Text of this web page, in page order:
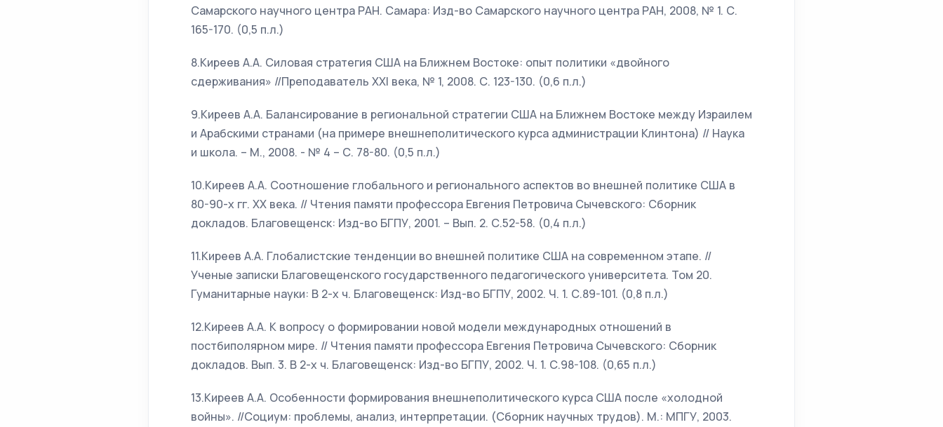
Самарского научного центра РАН. Самара: Изд-во Самарского научного центра РАН, 2008, № 1. С.
165-170. (0,5 п.л.)
8.Киреев А.А. Силовая стратегия США на Ближнем Востоке: опыт политики «двойного
сдерживания» //Преподаватель XXI века, № 1, 2008. С. 123-130. (0,6 п.л.)
9.Киреев А.А. Балансирование в региональной стратегии США на Ближнем Востоке между Израилем
и Арабскими странами (на примере внешнеполитического курса администрации Клинтона) // Наука
и школа. – М., 2008. - № 4 – С. 78-80. (0,5 п.л.)
10.Киреев А.А. Соотношение глобального и регионального аспектов во внешней политике США в
80-90-х гг. ХХ века. // Чтения памяти профессора Евгения Петровича Сычевского: Сборник
докладов. Благовещенск: Изд-во БГПУ, 2001. – Вып. 2. С.52-58. (0,4 п.л.)
11.Киреев А.А. Глобалистские тенденции во внешней политике США на современном этапе. //
Ученые записки Благовещенского государственного педагогического университета. Том 20.
Гуманитарные науки: В 2-х ч. Благовещенск: Изд-во БГПУ, 2002. Ч. 1. С.89-101. (0,8 п.л.)
12.Киреев А.А. К вопросу о формировании новой модели международных отношений в
постбиполярном мире. // Чтения памяти профессора Евгения Петровича Сычевского: Сборник
докладов. Вып. 3. В 2-х ч. Благовещенск: Изд-во БГПУ, 2002. Ч. 1. С.98-108. (0,65 п.л.)
13.Киреев А.А. Особенности формирования внешнеполитического курса США после «холодной
войны». //Социум: проблемы, анализ, интерпретации. (Сборник научных трудов). М.: МПГУ, 2003.